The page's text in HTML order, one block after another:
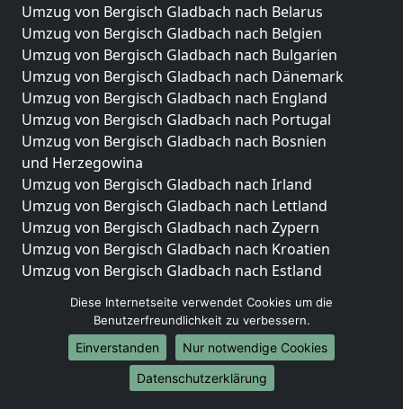
Umzug von Bergisch Gladbach nach Belarus
Umzug von Bergisch Gladbach nach Belgien
Umzug von Bergisch Gladbach nach Bulgarien
Umzug von Bergisch Gladbach nach Dänemark
Umzug von Bergisch Gladbach nach England
Umzug von Bergisch Gladbach nach Portugal
Umzug von Bergisch Gladbach nach Bosnien
und Herzegowina
Umzug von Bergisch Gladbach nach Irland
Umzug von Bergisch Gladbach nach Lettland
Umzug von Bergisch Gladbach nach Zypern
Umzug von Bergisch Gladbach nach Kroatien
Umzug von Bergisch Gladbach nach Estland
Umzug von Bergisch Gladbach nach Frankreich
Umzug von Bergisch Gladbach nach Griechenland
Umzug von Bergisch Gladbach nach Italien
Umzug von Bergisch Gladbach nach Liechtenstein
Diese Internetseite verwendet Cookies um die
Benutzerfreundlichkeit zu verbessern.
Einverstanden
Nur notwendige Cookies
Datenschutzerklärung